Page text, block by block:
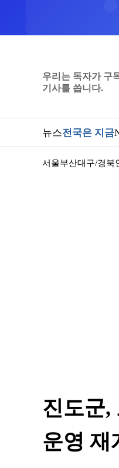
우리는 독자가 구
기사를 씁니다.
뉴스전국은 지금
서울부산대구/경북
진도군,
운영 재